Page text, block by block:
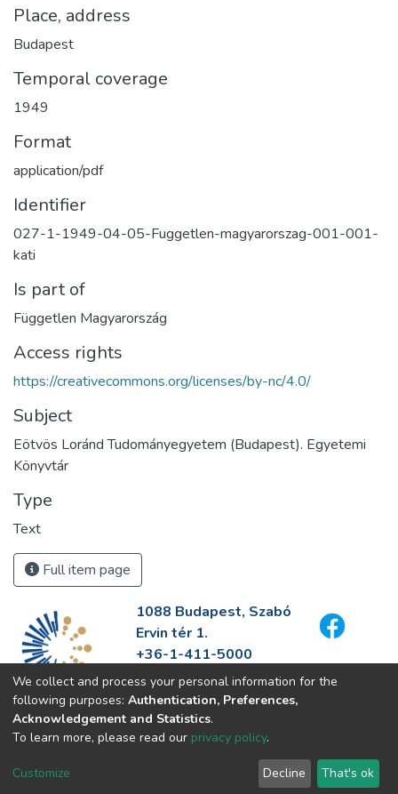
Place, address
Budapest
Temporal coverage
1949
Format
application/pdf
Identifier
027-1-1949-04-05-Fuggetlen-magyarorszag-001-001-
kati
Is part of
Független Magyarország
Access rights
https://creativecommons.org/licenses/by-nc/4.0/
Subject
Eötvös Loránd Tudományegyetem (Budapest). Egyetemi
Könyvtár
Type
Text
Full item page
1088 Budapest, Szabó
Ervin tér 1.
+36-1-411-5000
info@fszek.hu
https://fszek.hu
We collect and process your personal information for the
following purposes: Authentication, Preferences,
Acknowledgement and Statistics.
To learn more, please read our privacy policy.
Customize Decline That's ok